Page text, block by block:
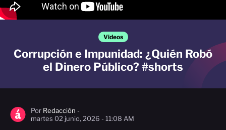
Videos
Corrupción e Impunidad: ¿Quién Robó
el Dinero Público? #shorts
Por Redacción -
martes 02 junio, 2026 - 11:08 AM